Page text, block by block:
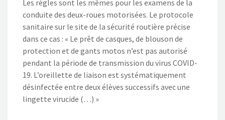
Les règles sont les mêmes pour les examens de la
conduite des deux-roues motorisées. Le protocole
sanitaire sur le site de la sécurité routière précise
dans ce cas : « Le prêt de casques, de blouson de
protection et de gants motos n’est pas autorisé
pendant la période de transmission du virus COVID-
19. L’oreillette de liaison est systématiquement
désinfectée entre deux élèves successifs avec une
lingette virucide (…) »